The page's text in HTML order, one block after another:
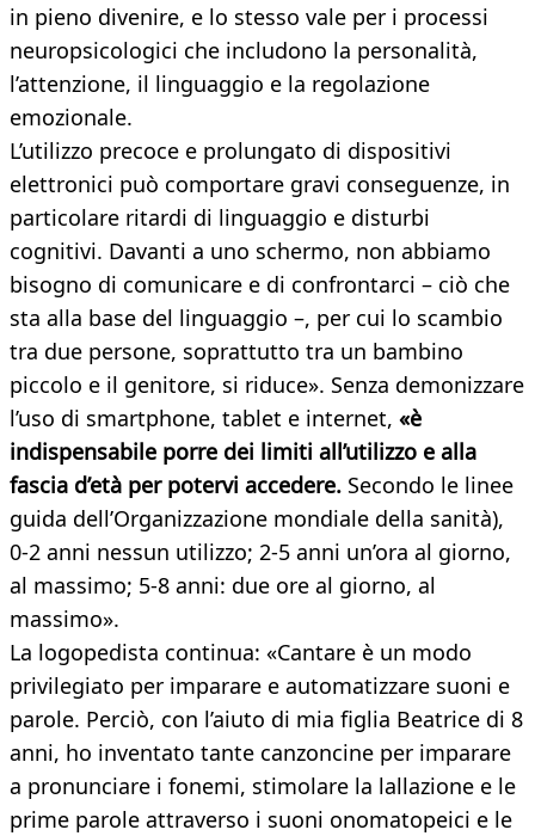
in pieno divenire, e lo stesso vale per i processi
neuropsicologici che includono la personalità,
l’attenzione, il linguaggio e la regolazione
emozionale.
L’utilizzo precoce e prolungato di dispositivi
elettronici può comportare gravi conseguenze, in
particolare ritardi di linguaggio e disturbi
cognitivi. Davanti a uno schermo, non abbiamo
bisogno di comunicare e di confrontarci – ciò che
sta alla base del linguaggio –, per cui lo scambio
tra due persone, soprattutto tra un bambino
piccolo e il genitore, si riduce». Senza demonizzare
l’uso di smartphone, tablet e internet, «è
indispensabile porre dei limiti all’utilizzo e alla
fascia d’età per potervi accedere. Secondo le linee
guida dell’Organizzazione mondiale della sanità),
0-2 anni nessun utilizzo; 2-5 anni un’ora al giorno,
al massimo; 5-8 anni: due ore al giorno, al
massimo».
La logopedista continua: «Cantare è un modo
privilegiato per imparare e automatizzare suoni e
parole. Perciò, con l’aiuto di mia figlia Beatrice di 8
anni, ho inventato tante canzoncine per imparare
a pronunciare i fonemi, stimolare la lallazione e le
prime parole attraverso i suoni onomatopeici e le